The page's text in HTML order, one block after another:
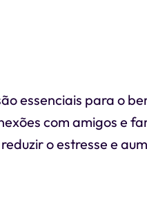
essenciais para o
com amigos e
o estresse e